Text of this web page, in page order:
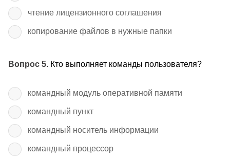
чтение лицензионного соглашения
копирование файлов в нужные папки
Вопрос 5. Кто выполняет команды пользователя?
командный модуль оперативной памяти
командный пункт
командный носитель информации
командный процессор